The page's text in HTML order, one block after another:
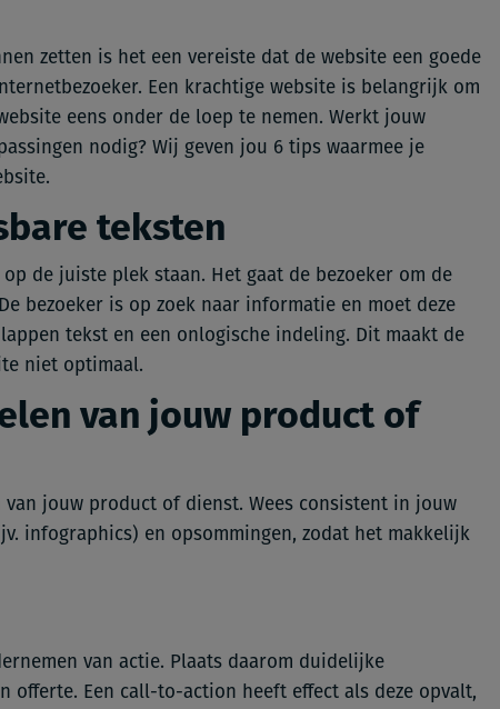
zetten is het een vereiste dat de website een goede
Een krachtige website is belangrijk om
eens onder de loep te nemen. Werkt jouw
nodig? Wij geven jou 6 tips waarmee je
teksten
de juiste plek staan. Het gaat de bezoeker om de
bezoeker is op zoek naar informatie en moet deze
tekst en een onlogische indeling. Dit maakt de
niet optimaal.
van jouw product of
jouw product of dienst. Wees consistent in jouw
infographics) en opsommingen, zodat het makkelijk
van actie. Plaats daarom duidelijke
Een call-to-action heeft effect als deze opvalt,